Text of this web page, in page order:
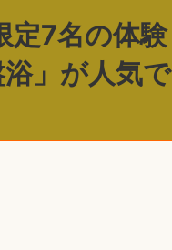
定7名の体験
」が人気で